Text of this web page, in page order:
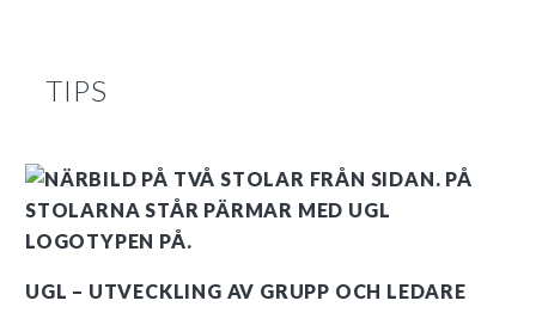
rekrytering
Jag tycker att Strömbäcks bemötande,
förhållningssätt och servicenivå
underlättar både inför och under
TIPS
UGL – UTVECKLING AV GRUPP OCH LEDARE